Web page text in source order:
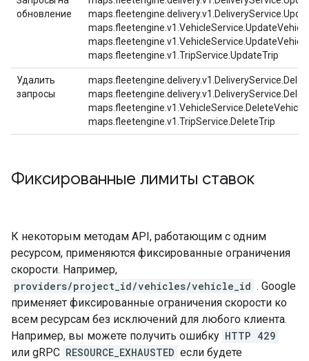
обновление
maps.fleetengine.v1.TripService.UpdateTrip
Удалить
запросы
maps.fleetengine.v1.VehicleService.DeleteVehicle,
maps.fleetengine.v1.TripService.DeleteTrip
Фиксированные лимиты ставок
К некоторым методам API, работающим с одним
ресурсом, применяются фиксированные ограничения
скорости. Например,
providers/project_id/vehicles/vehicle_id . Google
применяет фиксированные ограничения скорости ко
всем ресурсам без исключений для любого клиента.
Например, вы можете получить ошибку HTTP 429
или gRPC RESOURCE_EXHAUSTED если будете